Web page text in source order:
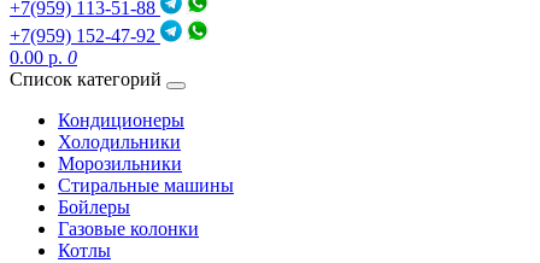
+7(959) 113-51-88
+7(959) 152-47-92
0.00 р. 0
Список категорий
Кондиционеры
Холодильники
Морозильники
Стиральные машины
Бойлеры
Газовые колонки
Котлы